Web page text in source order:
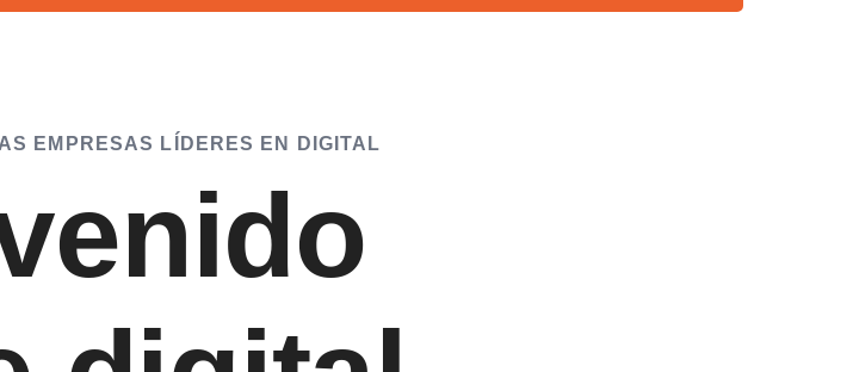
EMPRESAS LÍDERES EN DIGITAL